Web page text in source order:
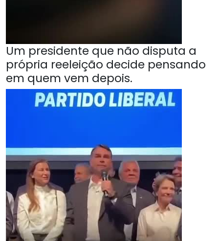
Um presidente que não disputa a
própria reeleição decide pensando
em quem vem depois.